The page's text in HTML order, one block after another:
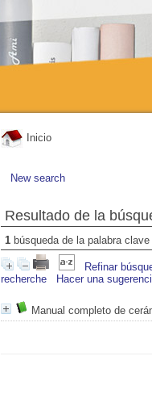
Inicio
New search
Resultado de la
1 búsqueda de la palabra clave
Refinar
recherche
Hacer una
Manual completo de